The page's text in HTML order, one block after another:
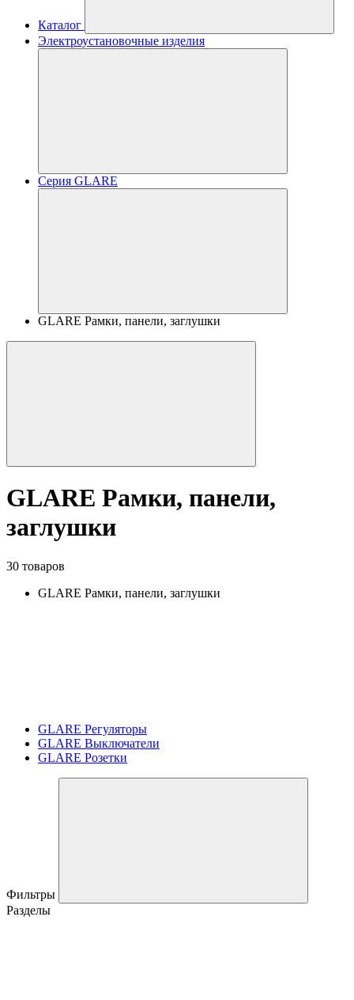
Каталог
Электроустановочные изделия
Серия GLARE
GLARE Рамки, панели, заглушки
GLARE Рамки, панели,
заглушки
30 товаров
GLARE Рамки, панели, заглушки
GLARE Регуляторы
GLARE Выключатели
GLARE Розетки
Фильтры
Разделы